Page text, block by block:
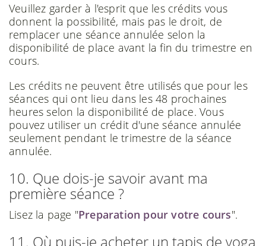
Veuillez garder à l'esprit que les crédits vous
donnent la possibilité, mais pas le droit, de
remplacer une séance annulée selon la
disponibilité de place avant la fin du trimestre en
cours.
Les crédits ne peuvent être utilisés que pour les
séances qui ont lieu dans les 48 prochaines
heures selon la disponibilité de place. Vous
pouvez utiliser un crédit d'une séance annulée
seulement pendant le trimestre de la séance
annulée.
10. Que dois-je savoir avant ma
première séance ?
Lisez la page "Preparation pour votre cours".
11. Où puis-je acheter un tapis de yoga